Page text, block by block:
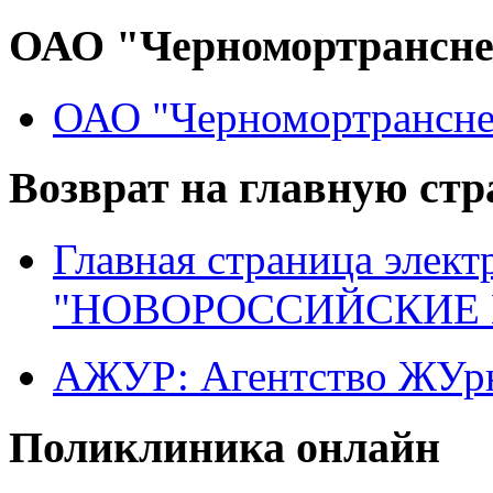
ОАО
ОАО
Возврат на главную
Главная страница
"НОВОРОССИЙСКИЕ
АЖУР: Агентство
Поликлиника онлайн